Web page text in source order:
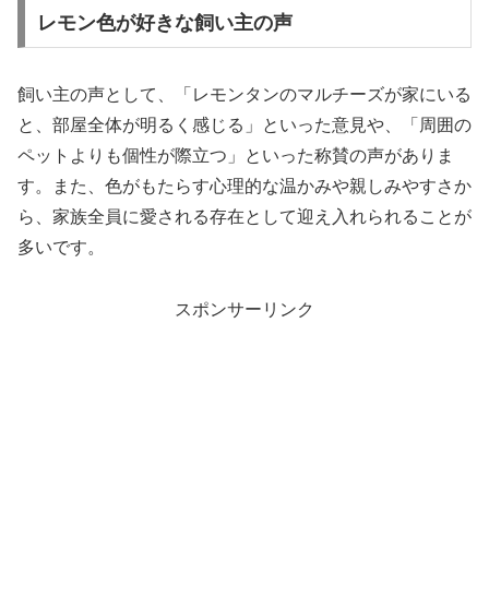
レモン色が好きな飼い主の声
飼い主の声として、「レモンタンのマルチーズが家にいる
と、部屋全体が明るく感じる」といった意見や、「周囲の
ペットよりも個性が際立つ」といった称賛の声がありま
す。また、色がもたらす心理的な温かみや親しみやすさか
ら、家族全員に愛される存在として迎え入れられることが
多いです。
スポンサーリンク